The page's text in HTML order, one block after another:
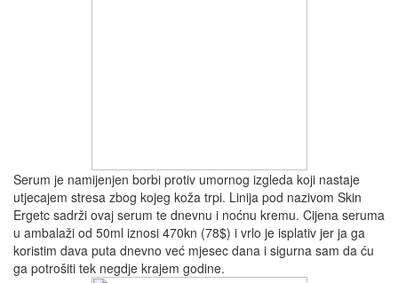
Serum je namijenjen borbi protiv umornog izgleda koji nastaje
utjecajem stresa zbog kojeg koža trpi. Linija pod nazivom Skin
Ergetc sadrži ovaj serum te dnevnu i noćnu kremu. Cijena seruma
u ambalaži od 50ml iznosi 470kn (78$) i vrlo je isplativ jer ja ga
koristim dava puta dnevno već mjesec dana i sigurna sam da ću
ga potrošiti tek negdje krajem godine.